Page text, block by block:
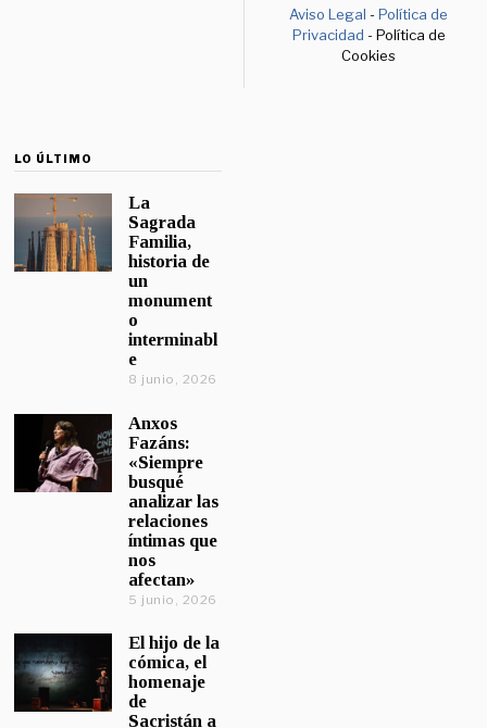
Aviso Legal -Política de
Privacidad - Política de
Cookies
LO ÚLTIMO
La
Sagrada
Familia,
historia de
un
monument
o
interminabl
e
8 junio, 2026
Anxos
Fazáns:
«Siempre
busqué
analizar las
relaciones
íntimas que
nos
afectan»
5 junio, 2026
El hijo de la
cómica, el
homenaje
de
Sacristán a